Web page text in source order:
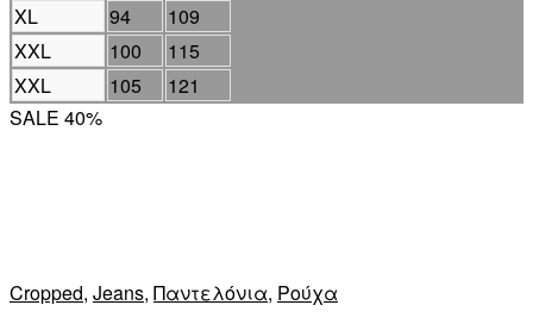
XL
94
109
XXL
100
115
XXL
105
121
SALE 40%
Cropped, Jeans, Παντελόνια, Ρούχα